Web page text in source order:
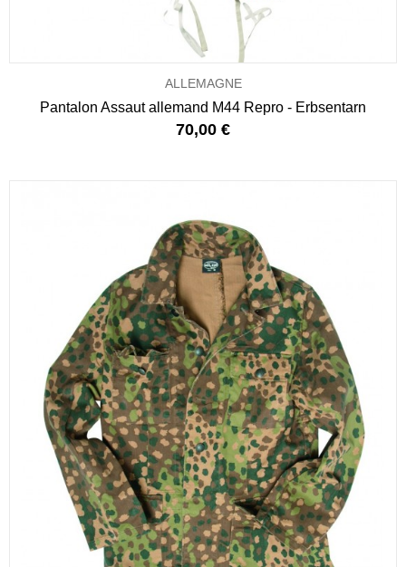
ALLEMAGNE
Pantalon Assaut allemand M44 Repro - Erbsentarn
70,00 €